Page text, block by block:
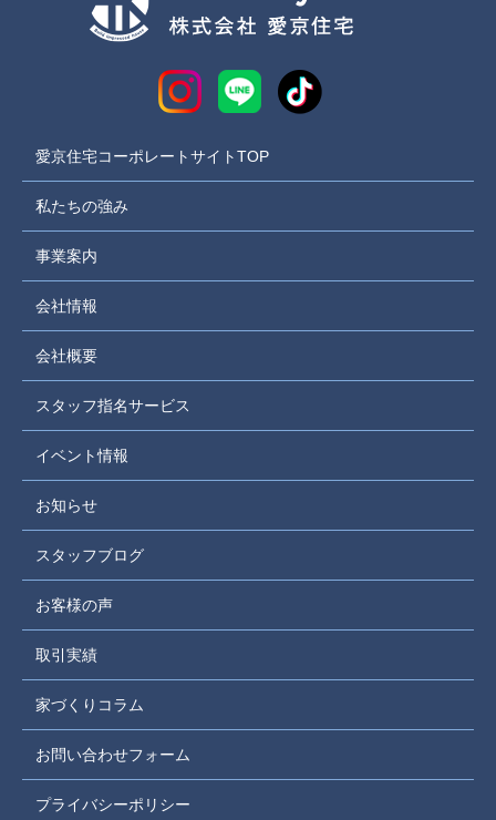
愛京住宅コーポレートサイトTOP
私たちの強み
事業案内
会社情報
会社概要
スタッフ指名サービス
イベント情報
お知らせ
スタッフブログ
お客様の声
取引実績
家づくりコラム
お問い合わせフォーム
プライバシーポリシー